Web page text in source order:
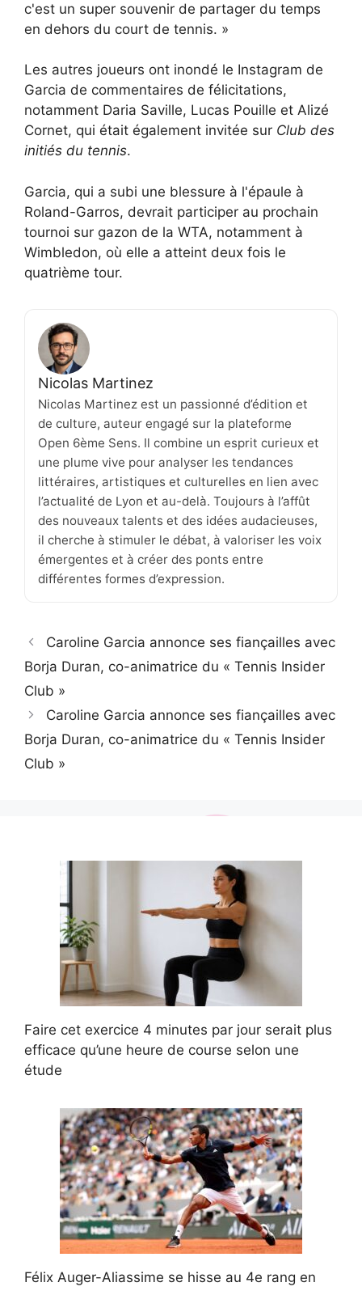
c'est un super souvenir de partager du temps
en dehors du court de tennis. »
Les autres joueurs ont inondé le Instagram de
Garcia de commentaires de félicitations,
notamment Daria Saville, Lucas Pouille et Alizé
Cornet, qui était également invitée sur Club des
initiés du tennis.
Garcia, qui a subi une blessure à l'épaule à
Roland-Garros, devrait participer au prochain
tournoi sur gazon de la WTA, notamment à
Wimbledon, où elle a atteint deux fois le
quatrième tour.
Nicolas Martinez
Nicolas Martinez est un passionné d’édition et
de culture, auteur engagé sur la plateforme
Open 6ème Sens. Il combine un esprit curieux et
une plume vive pour analyser les tendances
littéraires, artistiques et culturelles en lien avec
l’actualité de Lyon et au-delà. Toujours à l’affût
des nouveaux talents et des idées audacieuses,
il cherche à stimuler le débat, à valoriser les voix
émergentes et à créer des ponts entre
différentes formes d’expression.
Caroline Garcia annonce ses fiançailles avec
Borja Duran, co-animatrice du « Tennis Insider
Club »
Caroline Garcia annonce ses fiançailles avec
Borja Duran, co-animatrice du « Tennis Insider
Club »
Faire cet exercice 4 minutes par jour serait plus
efficace qu’une heure de course selon une
étude
Félix Auger-Aliassime se hisse au 4e rang en